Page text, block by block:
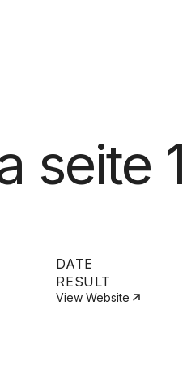
seite 1
DATE
RESULT
View Website